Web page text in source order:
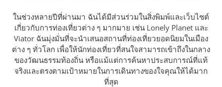
ในช่วงหลายปีที่ผ่านมา ฉันได้มีส่วนร่วมในสิ่งพิมพ์และเว็บไซต์
เกี่ยวกับการท่องเที่ยวต่าง ๆ มากมาย เช่น Lonely Planet และ
Viator ฉันมุ่งมั่นที่จะนำเสนอสถานที่ท่องเที่ยวยอดนิยมในเมือง
ต่าง ๆ ทั่วโลก เพื่อให้นักท่องเที่ยวที่สนใจสามารถเข้าถึงในกลาง
ของวัฒนธรรมท้องถิ่น หรือแม้แต่การค้นหาประสบการณ์ที่แท้
จริงและตรงตามเป้าหมายในการเดินทางของใจคุณให้ได้มาก
ที่สุด